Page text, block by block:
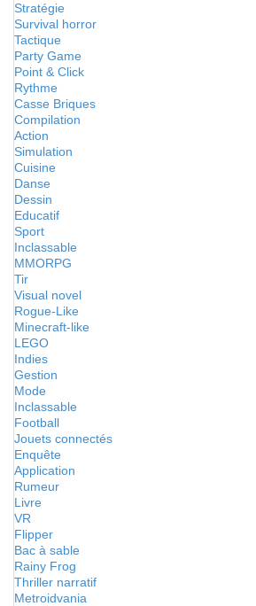
Stratégie
Survival horror
Tactique
Party Game
Point & Click
Rythme
Casse Briques
Compilation
Action
Simulation
Cuisine
Danse
Dessin
Educatif
Sport
Inclassable
MMORPG
Tir
Visual novel
Rogue-Like
Minecraft-like
LEGO
Indies
Gestion
Mode
Inclassable
Football
Jouets connectés
Enquête
Application
Rumeur
Livre
VR
Flipper
Bac à sable
Rainy Frog
Thriller narratif
Metroidvania